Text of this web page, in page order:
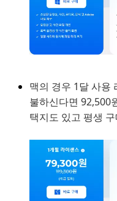
맥의 경우 1달 사용
불하신다면 92,500
택지도 있고 평생